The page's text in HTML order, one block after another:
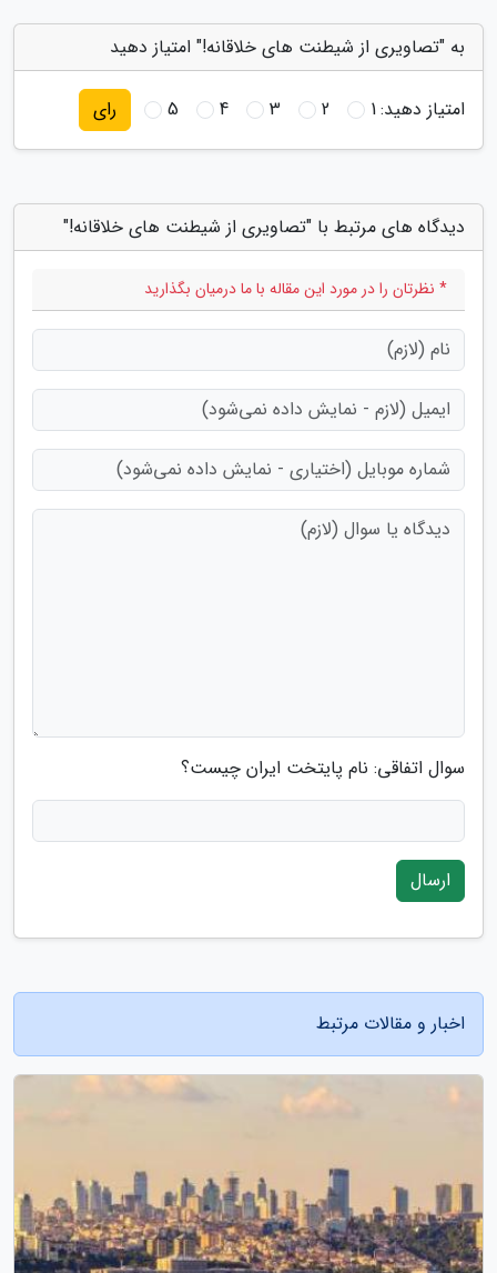
به "تصاویری از شیطنت های خلاقانه!" امتیاز دهید
امتیاز دهید:1
2
3
4
5 رای
دیدگاه های مرتبط با "تصاویری از شیطنت های خلاقانه!"
* نظرتان را در مورد این مقاله با ما درمیان بگذارید
سوال اتفاقی: نام پایتخت ایران چیست؟
ارسال
اخبار و مقالات مرتبط